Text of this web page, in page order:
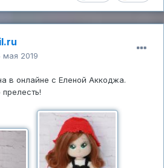
мая 2019
в онлайне с Еленой Аккоджа.